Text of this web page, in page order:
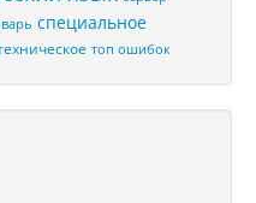
специальное
топ ошибок